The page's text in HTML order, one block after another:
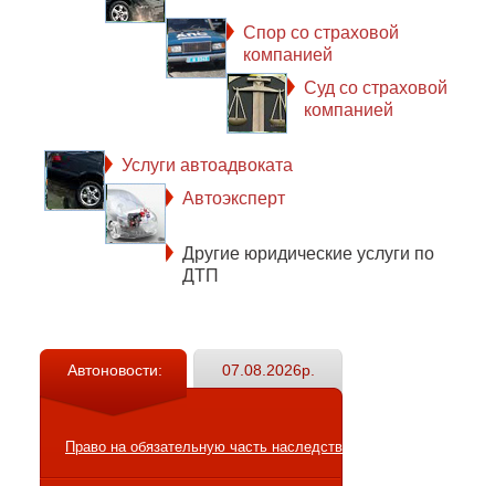
Спор со страховой
компанией
Суд со страховой
компанией
Услуги автоадвоката
Автоэксперт
Другие юридические услуги по
ДТП
Автоновости: 07.08.2026р.
Право на обязательную часть наследства